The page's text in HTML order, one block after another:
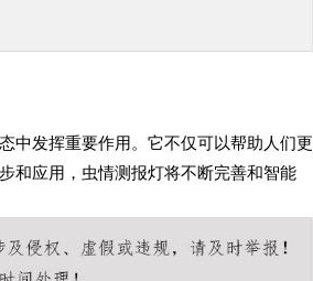
中发挥重要作用。它不仅可以帮助人们更
和应用，虫情测报灯将不断完善和智能